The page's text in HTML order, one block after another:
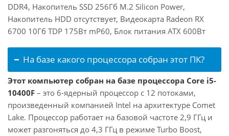
DDR4, Накопитель SSD 256Гб M.2 Silicon Power,
Накопитель HDD отсутствует, Видеокарта Radeon RX
6700 10Гб TDP 175Вт mP60, Блок питания ATX 600Вт
На базе какого процессора собран этот ПК?
Этот компьютер собран на базе процессора Core i5-
10400F – это 6-ядерный процессор с 12 потоками,
произведенный компанией Intel на архитектуре Comet
Lake. Процессор работает на базовой частоте 2,9 ГГц и
может разгоняться до 4,3 ГГц в режиме Turbo Boost,